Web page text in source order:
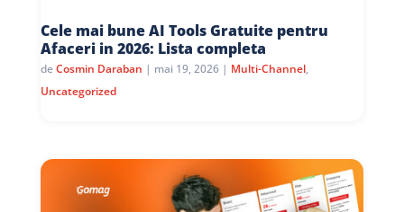
Cele mai bune AI Tools Gratuite pentru
Afaceri in 2026: Lista completa
deCosmin Daraban | mai 19, 2026| Multi-Channel,
Uncategorized